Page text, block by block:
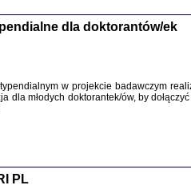
dla doktorantów/ek
w projekcie badawczym
dla młodych doktorantek/ów, by
PL